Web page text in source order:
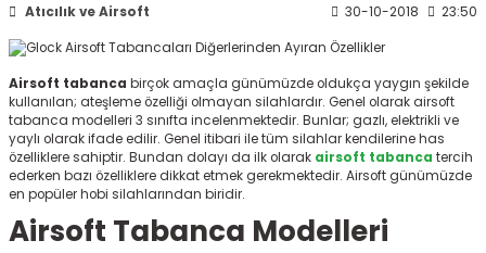
Mermisi
Atıcılık ve Airsoft 30-10-2018 23:50
Airsoft tabanca birçok amaçla günümüzde oldukça yaygın şekilde
kullanılan; ateşleme özelliği olmayan silahlardır. Genel olarak airsoft
tabanca modelleri 3 sınıfta incelenmektedir. Bunlar; gazlı, elektrikli ve
yaylı olarak ifade edilir. Genel itibari ile tüm silahlar kendilerine has
özelliklere sahiptir. Bundan dolayı da ilk olarak airsoft tabanca tercih
ederken bazı özelliklere dikkat etmek gerekmektedir. Airsoft günümüzde
en popüler hobi silahlarından biridir.
Airsoft Tabanca Modelleri